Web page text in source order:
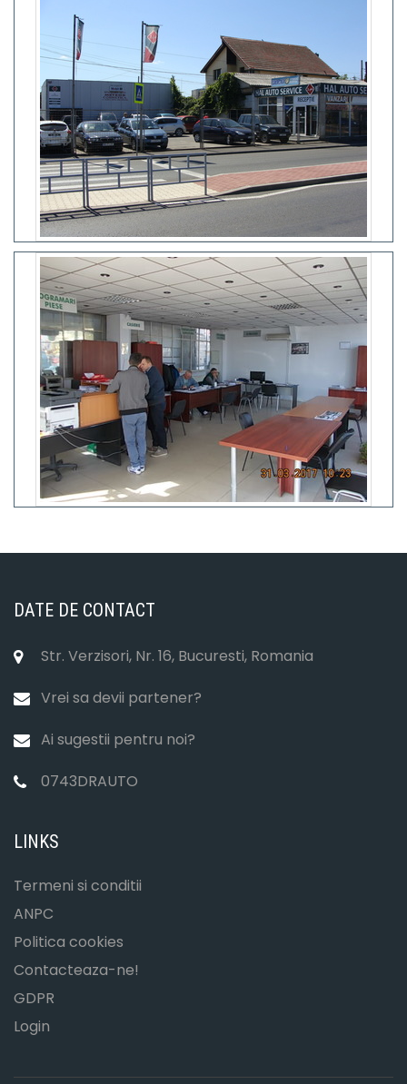
DATE DE CONTACT
Str. Verzisori, Nr. 16, Bucuresti, Romania
Vrei sa devii partener?
Ai sugestii pentru noi?
0743DRAUTO
LINKS
Termeni si conditii
ANPC
Politica cookies
Contacteaza-ne!
GDPR
Login